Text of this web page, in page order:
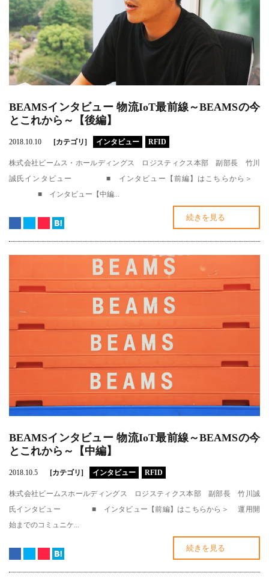
BEAMSインタビュー 物流IoT最前線～BEAMSの今
とこれから～【後編】
2018.10.10 [カテゴリ] インタビュー RFID
株式会社ビームス・ホールディングス ロジスティクス本部 副部長 竹川
誠氏インタビュー ■ インタビュー【前編】はこちらから＞
■ インタビュー【中編...
続きを見る
BEAMSインタビュー 物流IoT最前線～BEAMSの今
とこれから～【中編】
2018.10.5 [カテゴリ] インタビュー RFID
株式会社ビームスホールディングス ロジスティクス本部 副部長 竹川誠
氏インタビュー ■ インタビュー【前編】はこちらから＞ 運用開
始までのコミュニケ...
続きを見る